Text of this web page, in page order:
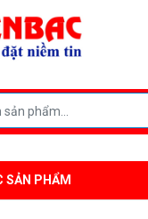
SẢN PHẨM